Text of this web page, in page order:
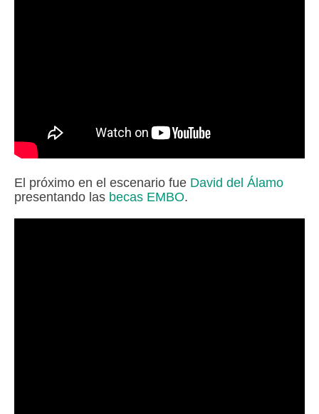
El próximo en el escenario fue David del Álamo
presentando las becas EMBO.